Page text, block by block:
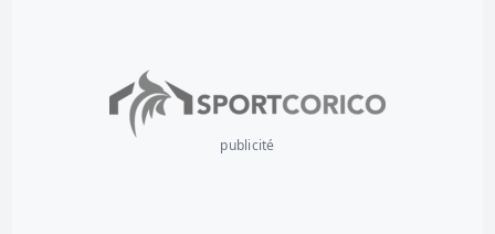
publicité